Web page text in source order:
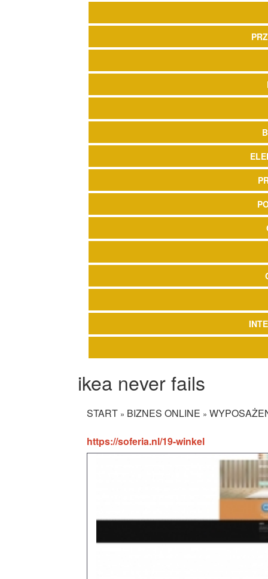
ikea never fails
START » BIZNES ONLINE »
https://soferia.nl/19-winkel